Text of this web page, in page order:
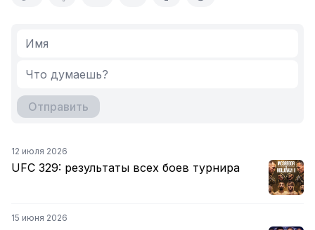
Отправить
12 июля 2026
UFC 329: результаты всех боев турнира
15 июня 2026